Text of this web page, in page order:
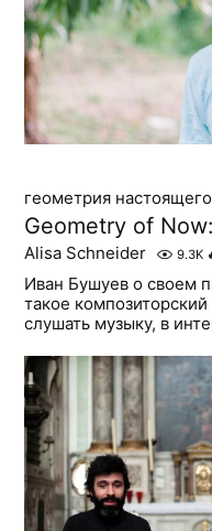
геометрия настоящего
Geometry of
Alisa Schneider 9.3K
Иван Бушуев о своем
такое
слушать музыку, в